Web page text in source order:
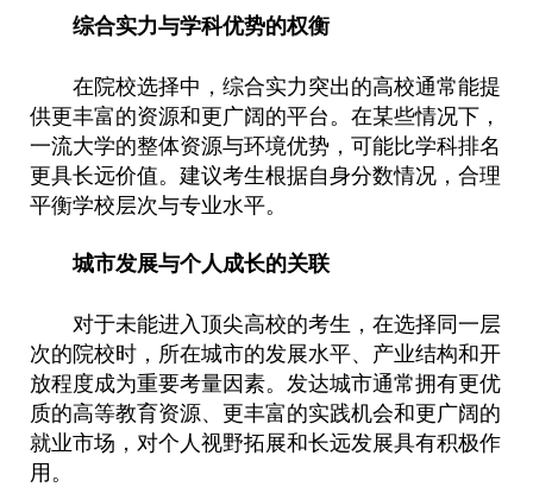
综合实力与学科优势的权衡
在院校选择中，综合实力突出的高校通常能提
供更丰富的资源和更广阔的平台。在某些情况下，
一流大学的整体资源与环境优势，可能比学科排名
更具长远价值。建议考生根据自身分数情况，合理
平衡学校层次与专业水平。
城市发展与个人成长的关联
对于未能进入顶尖高校的考生，在选择同一层
次的院校时，所在城市的发展水平、产业结构和开
放程度成为重要考量因素。发达城市通常拥有更优
质的高等教育资源、更丰富的实践机会和更广阔的
就业市场，对个人视野拓展和长远发展具有积极作
用。